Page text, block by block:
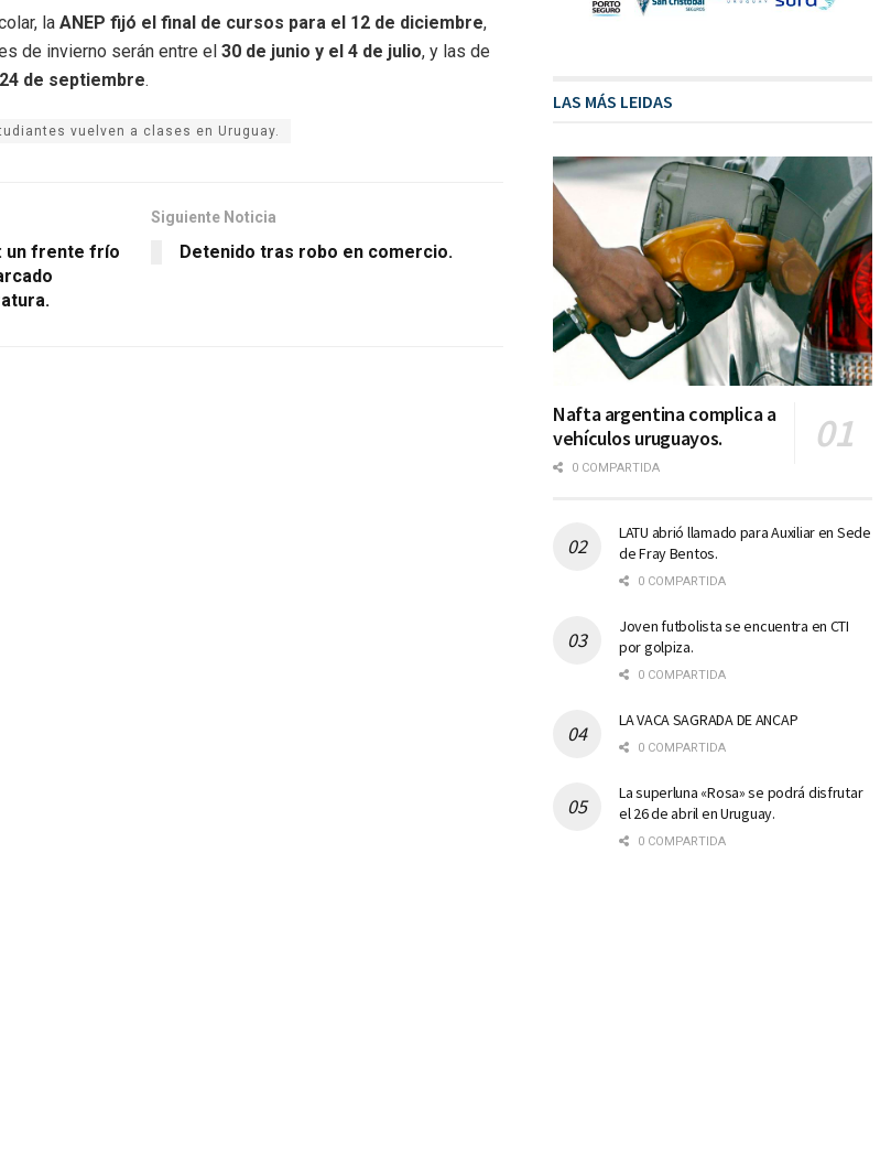
la ANEP fijó el final de cursos para el 12 de diciembre,
de invierno serán entre el 30 de junio y el 4 de julio, y las de
de septiembre.
vuelven a clases en Uruguay.
un frente frío
Siguiente Noticia
Detenido tras robo en comercio.
LAS MÁS LEIDAS
Nafta argentina complica a
vehículos uruguayos.
0 COMPARTIDA
LATU abrió llamado para Auxiliar en Sede
de Fray Bentos.
0 COMPARTIDA
Joven futbolista se encuentra en CTI
por golpiza.
0 COMPARTIDA
LA VACA SAGRADA DE ANCAP
0 COMPARTIDA
La superluna «Rosa» se podrá disfrutar
el 26 de abril en Uruguay.
0 COMPARTIDA